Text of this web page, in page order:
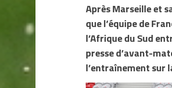
Après Marseille et
que l’équipe de
l’Afrique du Sud
presse d’avant-
l’entraînement sur